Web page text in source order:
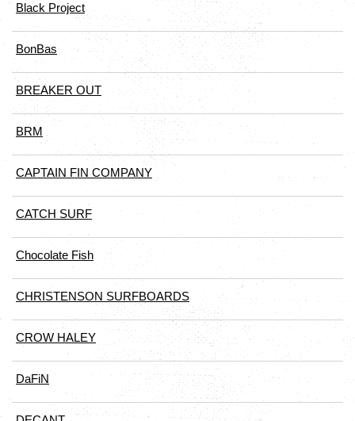
Black Project
BonBas
BREAKER OUT
BRM
CAPTAIN FIN COMPANY
CATCH SURF
Chocolate Fish
CHRISTENSON SURFBOARDS
CROW HALEY
DaFiN